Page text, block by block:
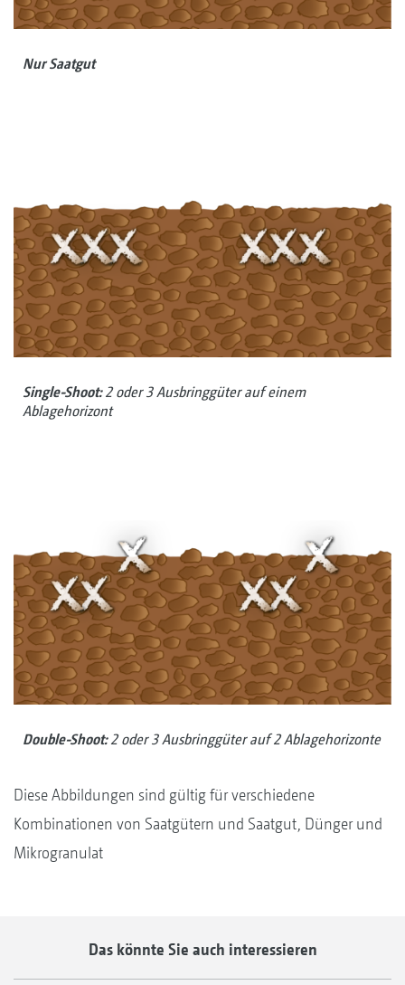
Nur Saatgut
Single-Shoot:2 oder 3 Ausbringgüter auf einem
Ablagehorizont
Double-Shoot:2 oder 3 Ausbringgüter auf 2 Ablagehorizonte
Diese Abbildungen sind gültig für verschiedene
Kombinationen von Saatgütern und Saatgut, Dünger und
Mikrogranulat
Das könnte Sie auch interessieren